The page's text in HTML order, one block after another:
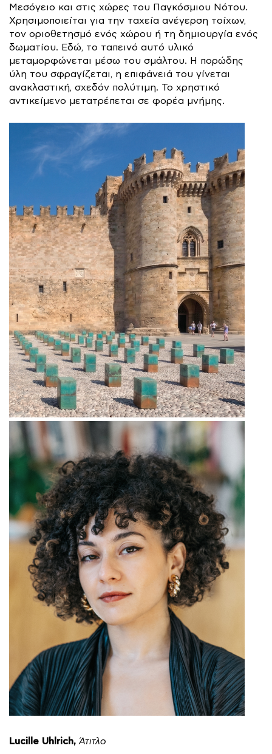
Μεσόγειο και στις χώρες του Παγκόσμιου Νότου.
Χρησιμοποιείται για την ταχεία ανέγερση τοίχων,
τον οριοθετησμό ενός χώρου ή τη δημιουργία ενός
δωματίου. Εδώ, το ταπεινό αυτό υλικό
μεταμορφώνεται μέσω του σμάλτου. Η πορώδης
ύλη του σφραγίζεται, η επιφάνειά του γίνεται
ανακλαστική, σχεδόν πολύτιμη. Το χρηστικό
αντικείμενο μετατρέπεται σε φορέα μνήμης.
Lucille Uhlrich,Άτιτλο